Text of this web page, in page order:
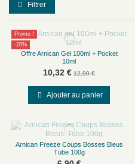
Filtrer
Promo !
-20%
Offre Arnican Gel 100ml + Pocket
10ml
10,32 € 12,90 €
Ajouter au panier
Arnican Freeze Coups Bosses Bleus
Tube 100g